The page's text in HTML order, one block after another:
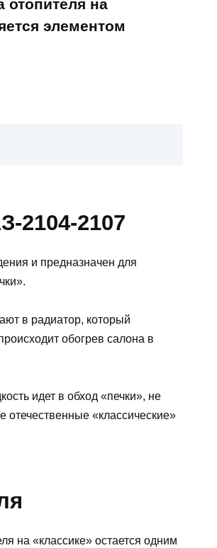
отопителя на
элементом
2104-2107
и предназначен для
в радиатор, который
обогрев салона в
идет в обход «печки», не
«классические»
на «классике» остается одним